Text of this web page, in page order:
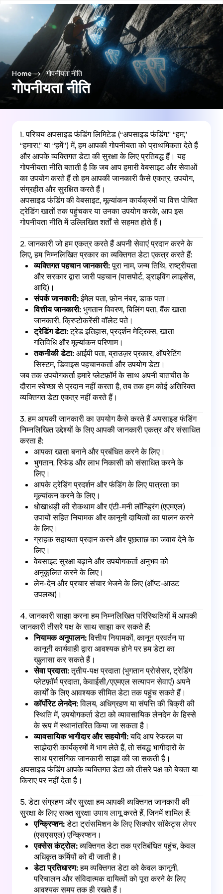
हिन्दी
Home > गोपनीयता नीति
गोपनीयता नीति
1. परिचय अपसाइड फंडिंग लिमिटेड (“अपसाइड फंडिंग,” “हम,”
“हमारा,” या “हमें”) में, हम आपकी गोपनीयता को प्राथमिकता देते हैं
और आपके व्यक्तिगत डेटा की सुरक्षा के लिए प्रतिबद्ध हैं। यह
गोपनीयता नीति बताती है कि जब आप हमारी वेबसाइट और सेवाओं
का उपयोग करते हैं तो हम आपकी जानकारी कैसे एकत्र, उपयोग,
संग्रहीत और सुरक्षित करते हैं।
अपसाइड फंडिंग की वेबसाइट, मूल्यांकन कार्यक्रमों या वित्त पोषित
ट्रेडिंग खातों तक पहुंचकर या उनका उपयोग करके, आप इस
गोपनीयता नीति में उल्लिखित शर्तों से सहमत होते हैं।
2. जानकारी जो हम एकत्र करते हैं अपनी सेवाएं प्रदान करने के
लिए, हम निम्नलिखित प्रकार का व्यक्तिगत डेटा एकत्र करते हैं:
व्यक्तिगत पहचान जानकारी:पूरा नाम, जन्म तिथि, राष्ट्रीयता
और सरकार द्वारा जारी पहचान (पासपोर्ट, ड्राइविंग लाइसेंस,
आदि)।
संपर्क जानकारी:ईमेल पता, फ़ोन नंबर, डाक पता।
वित्तीय जानकारी: भुगतान विवरण, बिलिंग पता, बैंक खाता
जानकारी, क्रिप्टोकरेंसी वॉलेट पते।
ट्रेडिंग डेटा:ट्रेड इतिहास, प्रदर्शन मेट्रिक्स, खाता
गतिविधि और मूल्यांकन परिणाम।
तकनीकी डेटा: आईपी ​​पता, ब्राउज़र प्रकार, ऑपरेटिंग
सिस्टम, डिवाइस पहचानकर्ता और उपयोग डेटा।
जब तक उपयोगकर्ता हमारे प्लेटफ़ॉर्म के साथ अपनी बातचीत के
दौरान स्वेच्छा से प्रदान नहीं करता है, तब तक हम कोई अतिरिक्त
व्यक्तिगत डेटा एकत्र नहीं करते हैं।
3. हम आपकी जानकारी का उपयोग कैसे करते हैं अपसाइड फंडिंग
निम्नलिखित उद्देश्यों के लिए आपकी जानकारी एकत्र और संसाधित
करता है:
आपका खाता बनाने और प्रबंधित करने के लिए।
भुगतान, रिफंड और लाभ निकासी को संसाधित करने के
लिए।
आपके ट्रेडिंग प्रदर्शन और फंडिंग के लिए पात्रता का
मूल्यांकन करने के लिए।
धोखाधड़ी की रोकथाम और एंटी-मनी लॉन्ड्रिंग (एएमएल)
उपायों सहित नियामक और कानूनी दायित्वों का पालन करने
के लिए।
ग्राहक सहायता प्रदान करने और पूछताछ का जवाब देने के
लिए।
वेबसाइट सुरक्षा बढ़ाने और उपयोगकर्ता अनुभव को
अनुकूलित करने के लिए।
लेन-देन और प्रचार संचार भेजने के लिए (ऑप्ट-आउट
उपलब्ध)।
4. जानकारी साझा करना हम निम्नलिखित परिस्थितियों में आपकी
जानकारी तीसरे पक्ष के साथ साझा कर सकते हैं:
नियामक अनुपालन:वित्तीय नियामकों, कानून प्रवर्तन या
कानूनी कार्यवाही द्वारा आवश्यक होने पर हम डेटा का
खुलासा कर सकते हैं।
सेवा प्रदाता:तृतीय-पक्ष प्रदाता (भुगतान प्रोसेसर, ट्रेडिंग
प्लेटफ़ॉर्म प्रदाता, केवाईसी/एएमएल सत्यापन सेवाएं) अपने
कार्यों के लिए आवश्यक सीमित डेटा तक पहुंच सकते हैं।
कॉर्पोरेट लेनदेन:विलय, अधिग्रहण या संपत्ति की बिक्री की
स्थिति में, उपयोगकर्ता डेटा को व्यावसायिक लेनदेन के हिस्से
के रूप में स्थानांतरित किया जा सकता है।
व्यावसायिक भागीदार और सहयोगी:यदि आप रेफरल या
साझेदारी कार्यक्रमों में भाग लेते हैं, तो संबद्ध भागीदारों के
साथ प्रासंगिक जानकारी साझा की जा सकती है।
अपसाइड फंडिंग आपके व्यक्तिगत डेटा को तीसरे पक्ष को बेचता या
किराए पर नहीं देता है।
5. डेटा संग्रहण और सुरक्षा हम आपकी व्यक्तिगत जानकारी की
सुरक्षा के लिए सख्त सुरक्षा उपाय लागू करते हैं, जिनमें शामिल हैं:
एन्क्रिप्शन:डेटा ट्रांसमिशन के लिए सिक्योर सॉकेट्स लेयर
(एसएसएल) एन्क्रिप्शन।
एक्सेस कंट्रोल:व्यक्तिगत डेटा तक प्रतिबंधित पहुंच, केवल
अधिकृत कर्मियों को दी जाती है।
डेटा प्रतिधारण:हम व्यक्तिगत डेटा को केवल कानूनी,
परिचालन और संविदात्मक दायित्वों को पूरा करने के लिए
आवश्यक समय तक ही रखते हैं।